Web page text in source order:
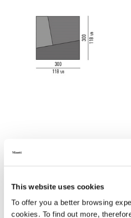
This website uses cookies
To offer you a better browsing
cookies. To find out more,